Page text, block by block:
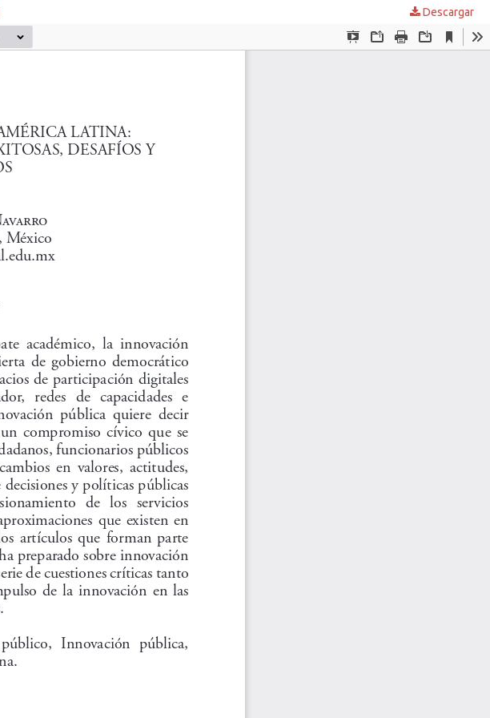
Descargar